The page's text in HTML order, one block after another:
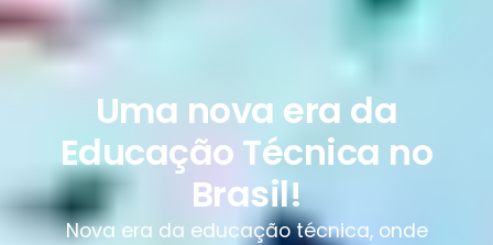
Uma nova era da
Educação Técnica no
Brasil!
Nova era da educação técnica, onde